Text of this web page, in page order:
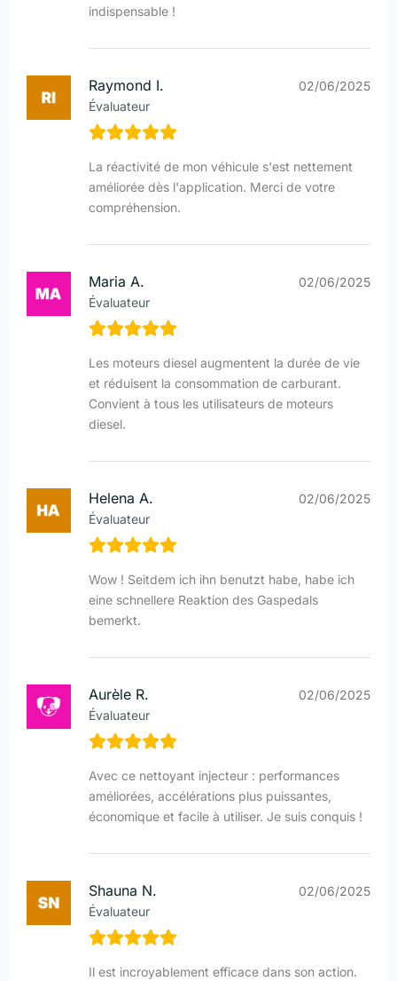
indispensable !
Raymond I.
Évaluateur
02/06/2025
La réactivité de mon véhicule s'est nettement
améliorée dès l'application. Merci de votre
compréhension.
Maria A.
Évaluateur
02/06/2025
Les moteurs diesel augmentent la durée de vie
et réduisent la consommation de carburant.
Convient à tous les utilisateurs de moteurs
diesel.
Helena A.
Évaluateur
02/06/2025
Wow ! Seitdem ich ihn benutzt habe, habe ich
eine schnellere Reaktion des Gaspedals
bemerkt.
Aurèle R.
Évaluateur
02/06/2025
Avec ce nettoyant injecteur : performances
améliorées, accélérations plus puissantes,
économique et facile à utiliser. Je suis conquis !
Shauna N.
Évaluateur
02/06/2025
Il est incroyablement efficace dans son action.